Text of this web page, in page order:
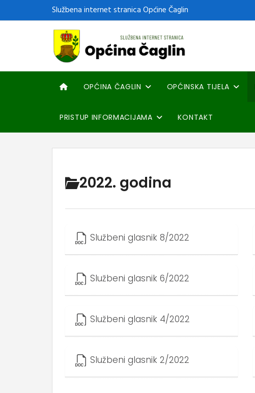
Službena internet stranica Općine Čaglin
OPĆINA ČAGLIN OPĆINSKA TIJELA
PRISTUP INFORMACIJAMA KONTAKT
2022. godina
Službeni glasnik 8/2022
Službeni glasnik 6/2022
Službeni glasnik 4/2022
Službeni glasnik 2/2022